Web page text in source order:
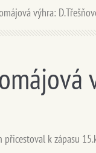
výhra:
k zápasu